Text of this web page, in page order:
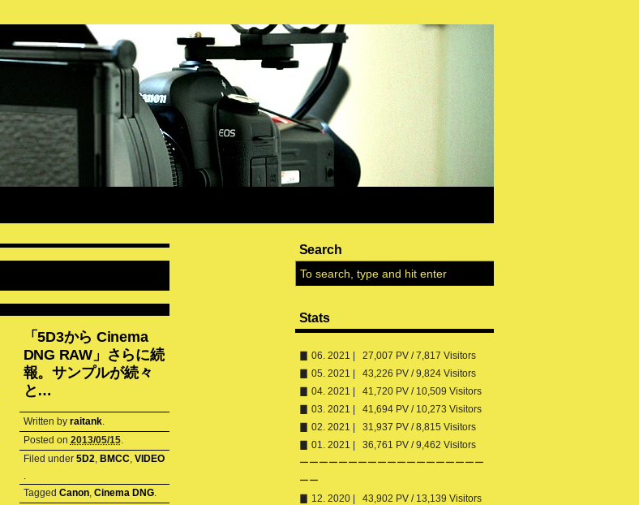
「5D3から Cinema
DNG RAW」さらに続
報。サンプルが続々
と…
Written by raitank.
Posted on 2013/05/15.
Filed under 5D2, BMCC, VIDEO
.
Tagged Canon, Cinema DNG.
Search
Stats
▊ 06. 2021 | 27,007 PV / 7,817 Visitors
▊ 05. 2021 | 43,226 PV / 9,824 Visitors
▊ 04. 2021 | 41,720 PV / 10,509 Visitors
▊ 03. 2021 | 41,694 PV / 10,273 Visitors
▊ 02. 2021 | 31,937 PV / 8,815 Visitors
▊ 01. 2021 | 36,761 PV / 9,462 Visitors
ーーーーーーーーーーーーーーーーーーー
ーー
▊ 12. 2020 | 43,902 PV / 13,139 Visitors